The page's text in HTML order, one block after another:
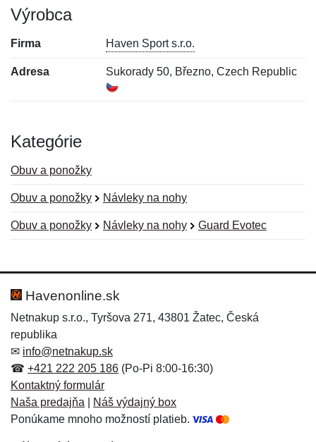
Výrobca
Firma Haven Sport s.r.o.
Adresa Sukorady 50, Březno, Czech Republic
Kategórie
Obuv a ponožky
Obuv a ponožky Návleky na nohy
Obuv a ponožky Návleky na nohy Guard Evotec
Hodnotenie:
Meno:*
E-mail:
Meno:
E-mail:*
Správa*
Havenonline.sk
Netnakup s.r.o., Tyršova 271, 43801 Žatec, Česká
republika
✉ info@netnakup.sk
☎ +421 222 205 186 (Po-Pi 8:00-16:30)
Kontaktný formulár
Naša predajňa
Náš výdajný box
Ponúkame mnoho možností platieb.